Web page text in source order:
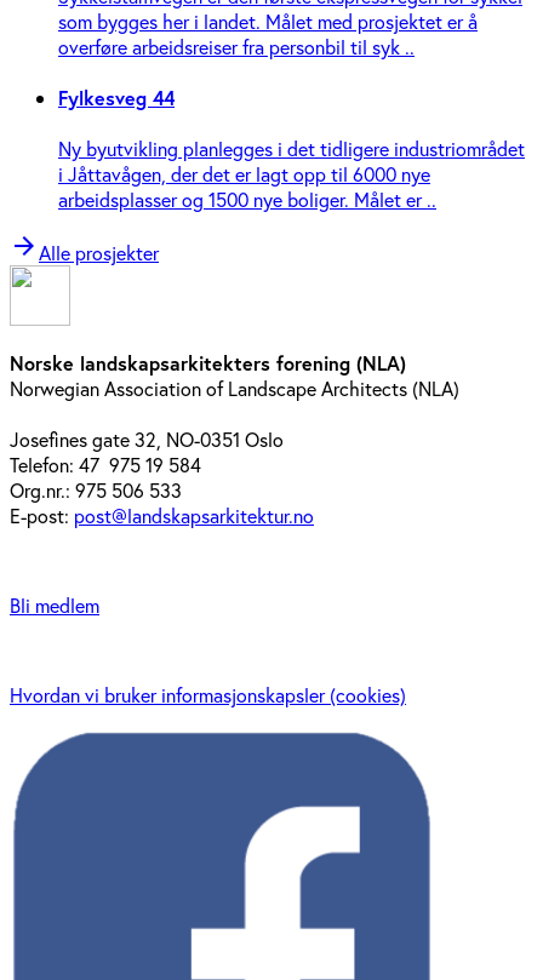
som bygges her i landet. Målet med prosjektet er å
overføre arbeidsreiser fra personbil til syk ..
Fylkesveg 44
Ny byutvikling planlegges i det tidligere industriområdet
i Jåttavågen, der det er lagt opp til 6000 nye
arbeidsplasser og 1500 nye boliger. Målet er ..
arrow_forwardAlle prosjekter
Norske landskapsarkitekters forening (NLA)
Norwegian Association of Landscape Architects (NLA)
Josefines gate 32, NO-0351 Oslo
Telefon: 47 975 19 584
Org.nr.: 975 506 533
E-post: post@landskapsarkitektur.no
Bli medlem
Hvordan vi bruker informasjonskapsler (cookies)